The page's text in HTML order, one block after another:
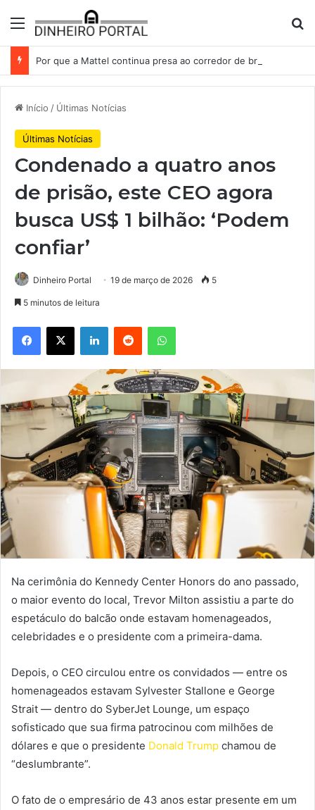
Menu
Início / Últimas Notícias
Últimas Notícias
Condenado a quatro anos
de prisão, este CEO agora
busca US$ 1 bilhão: ‘Podem
confiar’
Dinheiro Portal 19 de março de 2026 5
5 minutos de leitura
Facebook
X LinkedinReddit WhatsApp
Na cerimônia do Kennedy Center Honors do ano passado,
o maior evento do local, Trevor Milton assistiu a parte do
espetáculo do balcão onde estavam homenageados,
celebridades e o presidente com a primeira-dama.
Depois, o CEO circulou entre os convidados — entre os
homenageados estavam Sylvester Stallone e George
Strait — dentro do SyberJet Lounge, um espaço
sofisticado que sua firma patrocinou com milhões de
dólares e que o presidente Donald Trump chamou de
“deslumbrante”.
O fato de o empresário de 43 anos estar presente em um